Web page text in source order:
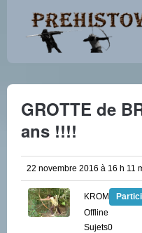
GROTTE de
ans !!!!
22 novembre 2016 à 16 h 11
KROM
Offline
Sujets0